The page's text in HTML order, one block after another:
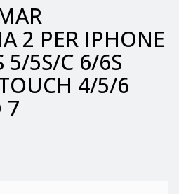
2 PER IPHONE
5/5S/C 6/6S
4/5/6
7